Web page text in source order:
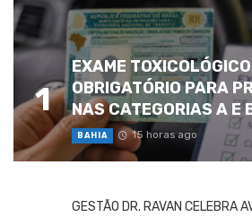
1
EXAME
OBRIGATÓRIO PARA
NAS CATEGORIAS A E
BAHIA 15 horas ago
GESTÃO DR. RAVAN CELEBRA